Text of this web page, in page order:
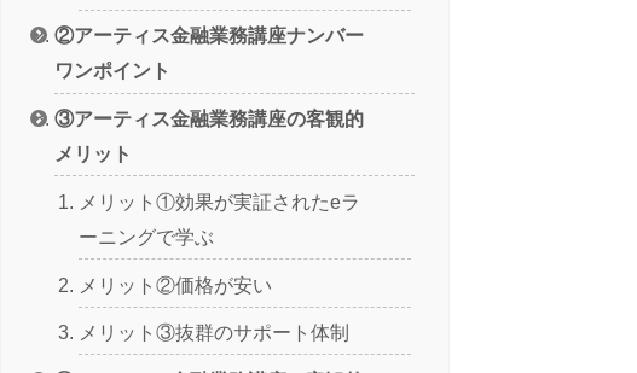
②アーティス金融業務講座ナンバー
ワンポイント
③アーティス金融業務講座の客観的
メリット
メリット①効果が実証されたeラ
ーニングで学ぶ
メリット②価格が安い
メリット③抜群のサポート体制